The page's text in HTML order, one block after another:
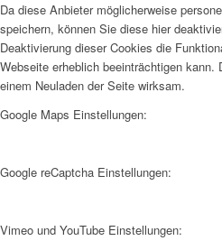
Da diese Anbieter möglicherweise
speichern, können Sie diese hier
Deaktivierung dieser Cookies die
Webseite erheblich beeinträchtigen kann.
einem Neuladen der Seite wirksam.
Google Maps Einstellungen:
Google reCaptcha Einstellungen:
Vimeo und YouTube Einstellungen: